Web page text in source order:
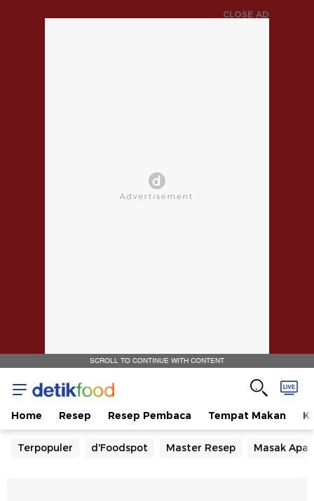
CLOSE AD
SCROLL TO CONTINUE WITH CONTENT
Home Resep Resep Pembaca Tempat Makan
Terpopuler d'Foodspot Master Resep Masak Apa